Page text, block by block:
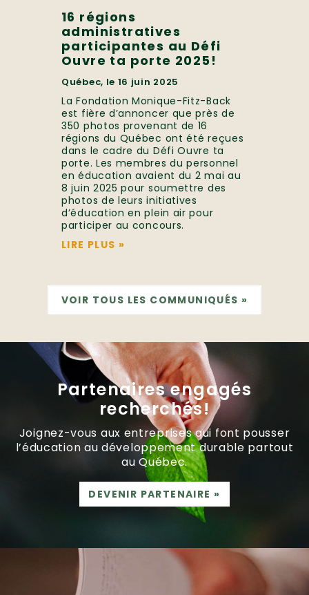
16 régions
administratives
participantes au Défi
Ouvre ta porte 2025!
Québec, le 16 juin 2025
La Fondation Monique-Fitz-Back
est fière d’annoncer que près de
350 photos provenant de 16
régions du Québec ont été reçues
dans le cadre du Défi Ouvre ta
porte. Les membres du personnel
en éducation avaient du 2 mai au
8 juin 2025 pour soumettre des
photos de leurs initiatives
d’éducation en plein air pour
participer au concours.
LIRE PLUS »
VOIR TOUS LES COMMUNIQUÉS »
Partenaires engagés
recherchés!
Joignez-vous aux entreprises qui font pousser
l’éducation au développement durable partout
au Québec.
DEVENIR PARTENAIRE »